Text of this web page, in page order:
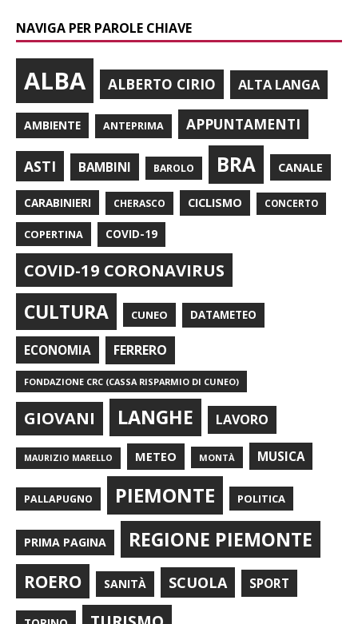
NAVIGA PER PAROLE CHIAVE
ALBA ALBERTO CIRIO ALTA LANGA
AMBIENTE ANTEPRIMA APPUNTAMENTI
ASTI BAMBINI BAROLO BRA CANALE
CARABINIERI CHERASCO CICLISMO CONCERTO
COPERTINA COVID-19
COVID-19 CORONAVIRUS
CULTURA CUNEO DATAMETEO
ECONOMIA FERRERO
FONDAZIONE CRC (CASSA RISPARMIO DI CUNEO)
GIOVANI LANGHE LAVORO
MAURIZIO MARELLO METEO MONTÀ MUSICA
PALLAPUGNO PIEMONTE POLITICA
PRIMA PAGINA REGIONE PIEMONTE
ROERO SANITÀ SCUOLA SPORT